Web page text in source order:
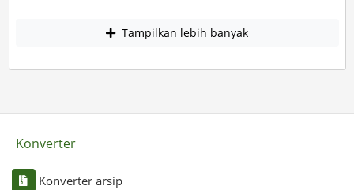
Tampilkan lebih banyak
Konverter
Konverter arsip